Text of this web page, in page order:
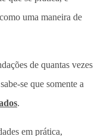
uma maneira de
de quantas vezes
se que somente a
.
em prática,